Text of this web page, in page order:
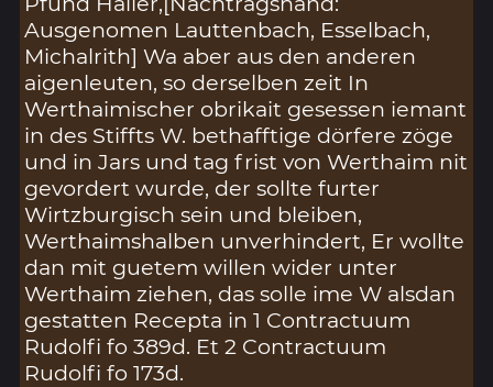
Ausgenomen Lauttenbach, Esselbach,
Michalrith] Wa aber aus den anderen
aigenleuten, so derselben zeit In
Werthaimischer obrikait gesessen iemant
in des Stiffts W. bethafftige dörfere zöge
und in Jars und tag frist von Werthaim nit
gevordert wurde, der sollte furter
Wirtzburgisch sein und bleiben,
Werthaimshalben unverhindert, Er wollte
dan mit guetem willen wider unter
Werthaim ziehen, das solle ime W alsdan
gestatten Recepta in 1 Contractuum
Rudolfi fo 389d. Et 2 Contractuum
Rudolfi fo 173d.